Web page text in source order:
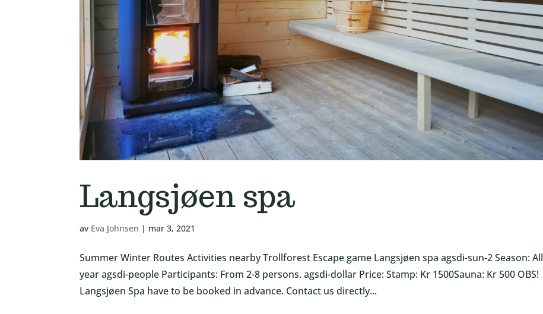
Langsjøen spa
av Eva Johnsen | mar 3, 2021
Summer Winter Routes Activities nearby Trollforest Escape game Langsjøen spa agsdi-sun-2 Season: All
year agsdi-people Participants: From 2-8 persons. agsdi-dollar Price: Stamp: Kr 1500Sauna: Kr 500 OBS!
Langsjøen Spa have to be booked in advance. Contact us directly...